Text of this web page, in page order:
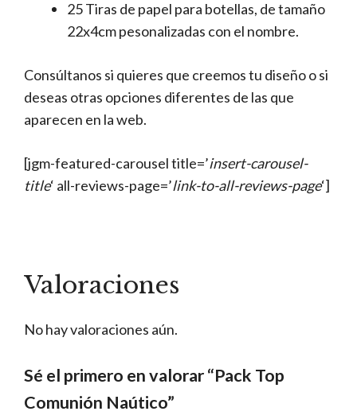
25 Tiras de papel para botellas, de tamaño
22x4cm pesonalizadas con el nombre.
Consúltanos si quieres que creemos tu diseño o si
deseas otras opciones diferentes de las que
aparecen en la web.
[jgm-featured-carousel title=’insert-carousel-
title‘ all-reviews-page=’link-to-all-reviews-page‘]
Valoraciones
No hay valoraciones aún.
Sé el primero en valorar “Pack Top
Comunión Naútico”